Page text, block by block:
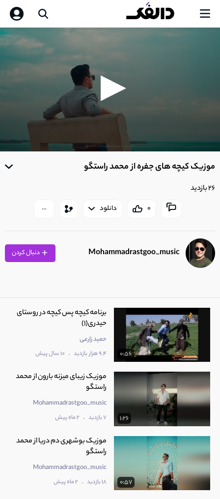
0
of موزیک کیچه های جفره از محمد راستگو
26 بازدید
0 دانلود
Mohammadrastgoo_music
0:56
برنامه کیچه پس کیچه در روستای
حیدری(1)
حمید زارعی
9.4 هزار بازدید . 10 سال پیش
1:26
موزیک زیبای میزنه بارون از محمد
راستگو
Mohammadrastgoo_music
7 بازدید . 2 ماه پیش
0:57
موزیک بوشهری دم دریا از محمد
راستگو
Mohammadrastgoo_music
18 بازدید . 2 ماه پیش